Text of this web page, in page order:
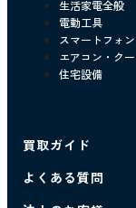
生活家電全般
電動工具
スマートフォ
エアコン・ク
住宅設備
買取ガイド
よくある質問